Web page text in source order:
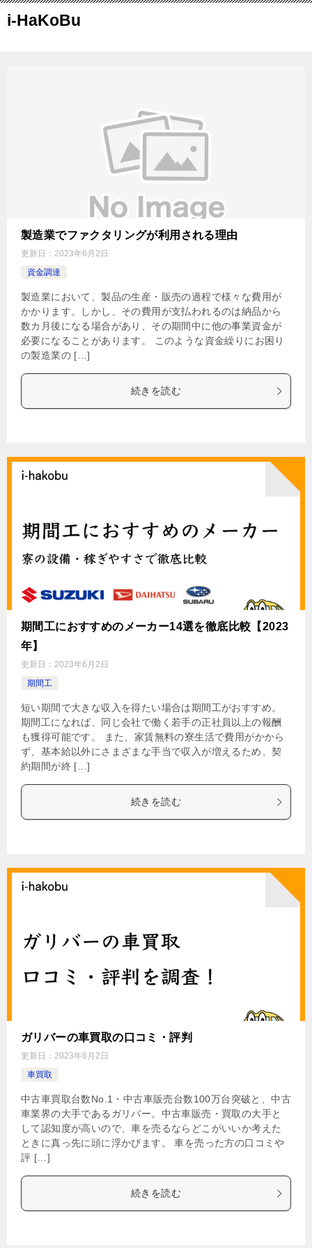
i-HaKoBu
製造業でファクタリングが利用される理由
更新日： 2023年6月2日
資金調達
製造業において、製品の生産・販売の過程で様々な費用が
かかります。しかし、その費用が支払われるのは納品から
数カ月後になる場合があり、その期間中に他の事業資金が
必要になることがあります。 このような資金繰りにお困り
の製造業の […]
続きを読む
期間工におすすめのメーカー14選を徹底比較【2023
年】
更新日： 2023年6月2日
期間工
短い期間で大きな収入を得たい場合は期間工がおすすめ。
期間工になれば、同じ会社で働く若手の正社員以上の報酬
も獲得可能です。 また、家賃無料の寮生活で費用がかから
ず、基本給以外にさまざまな手当で収入が増えるため、契
約期間が終 […]
続きを読む
ガリバーの車買取の口コミ・評判
更新日： 2023年6月2日
車買取
中古車買取台数No.1・中古車販売台数100万台突破と、中古
車業界の大手であるガリバー。中古車販売・買取の大手と
して認知度が高いので、車を売るならどこがいいか考えた
ときに真っ先に頭に浮かびます。 車を売った方の口コミや
評 […]
続きを読む